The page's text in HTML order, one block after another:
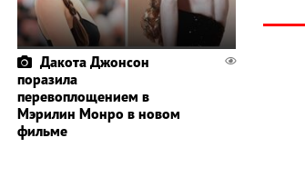
Дакота Джонсон
поразила
перевоплощением в
Мэрилин Монро в новом
фильме